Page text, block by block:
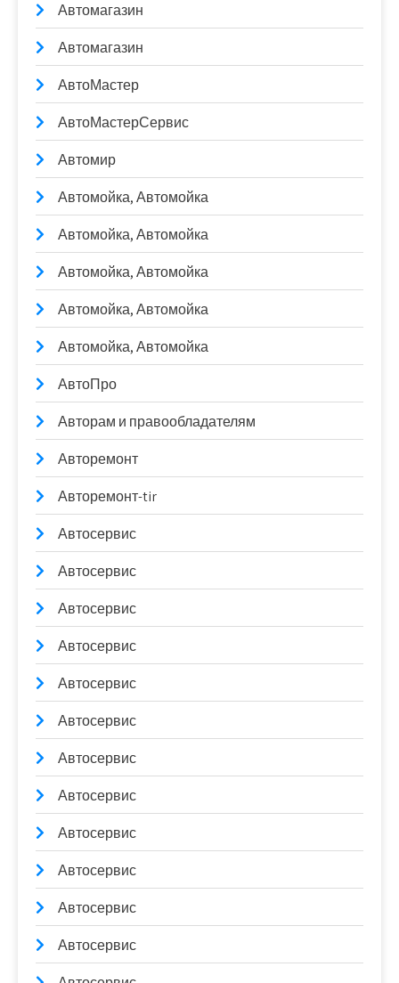
Автомагазин
Автомагазин
АвтоМастер
АвтоМастерСервис
Автомир
Автомойка, Автомойка
Автомойка, Автомойка
Автомойка, Автомойка
Автомойка, Автомойка
Автомойка, Автомойка
АвтоПро
Авторам и правообладателям
Авторемонт
Авторемонт-tir
Автосервис
Автосервис
Автосервис
Автосервис
Автосервис
Автосервис
Автосервис
Автосервис
Автосервис
Автосервис
Автосервис
Автосервис